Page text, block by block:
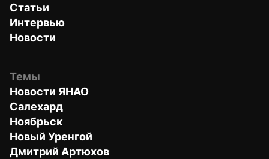
Статьи
Интервью
Новости
Темы
Новости ЯНАО
Салехард
Ноябрьск
Новый Уренгой
Дмитрий Артюхов